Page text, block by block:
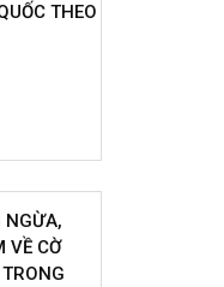
THEO
NGỪA,
VỀ CỜ